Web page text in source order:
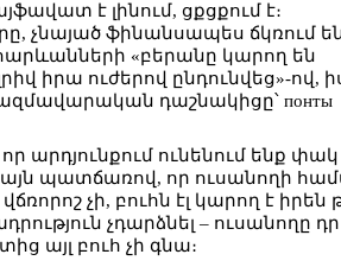
է լինում, ցքցքում է։
չնայած ֆինանսապես ճկռում
«բերանը կարող են
իրա ուժերով ընդունվեց»-ով,
դաշնակիցը՝ понты
արդյունքում ունենում ենք փակ
այն պատճառով, որ ուսանողի
չի, բուհն էլ կարող է իրեն
չդարձնել – ուսանողը
այլ բուհ չի գնա։